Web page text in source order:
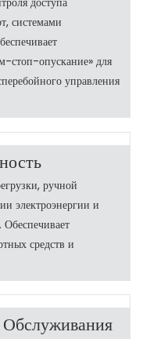
системами
стоп-опускание» для
управления
ручной
электроэнергии и
средств и